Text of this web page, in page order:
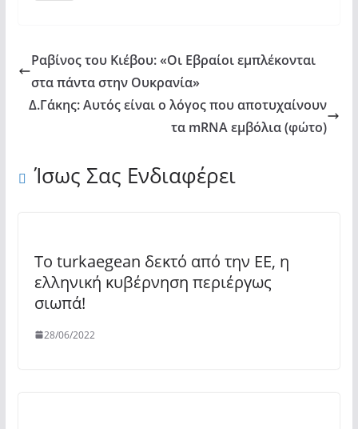
Ραβίνος του Κιέβου: «Οι Εβραίοι εμπλέκονται
στα πάντα στην Ουκρανία»
Δ.Γάκης: Αυτός είναι ο λόγος που αποτυχαίνουν
τα mRNA εμβόλια (φώτο)
Ίσως Σας Ενδιαφέρει
Το turkaegean δεκτό από την ΕΕ, η
ελληνική κυβέρνηση περιέργως
σιωπά!
28/06/2022